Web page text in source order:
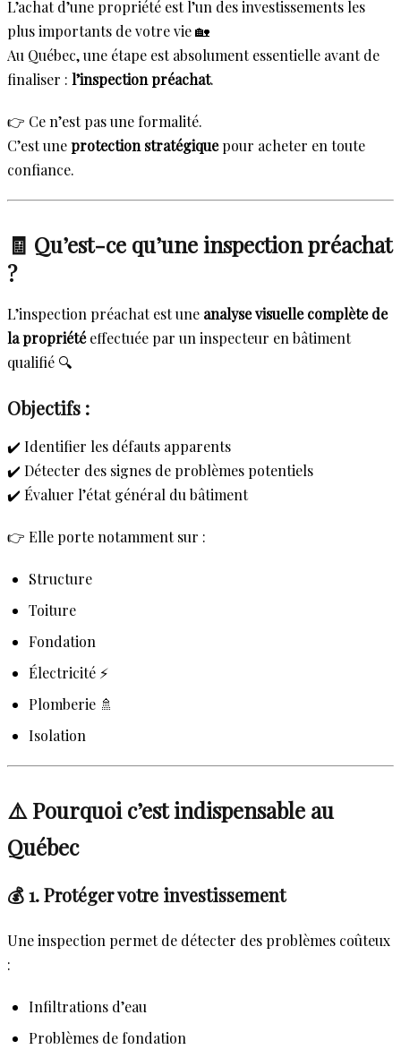
L’achat d’une propriété est l’un des investissements les
plus importants de votre vie 🏡
Au Québec, une étape est absolument essentielle avant de
finaliser : l’inspection préachat.
👉 Ce n’est pas une formalité.
C’est uneprotection stratégiquepour acheter en toute
confiance.
🧾 Qu’est-ce qu’une inspection préachat
?
L’inspection préachat est une analyse visuelle complète de
la propriétéeffectuée par un inspecteur en bâtiment
qualifié 🔍
Objectifs :
✔️ Identifier les défauts apparents
✔️ Détecter des signes de problèmes potentiels
✔️ Évaluer l’état général du bâtiment
👉 Elle porte notamment sur :
Structure
Toiture
Fondation
Électricité ⚡
Plomberie 🚿
Isolation
⚠️ Pourquoi c’est indispensable au
Québec
💰 1. Protéger votre investissement
Une inspection permet de détecter des problèmes coûteux
:
Infiltrations d’eau
Problèmes de fondation